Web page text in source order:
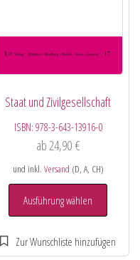
Staat und Zivilgesellschaft
ISBN: 978-3-643-13916-0
ab24,90 €
und inkl. Versand (D, A, CH)
Ausführung wählen